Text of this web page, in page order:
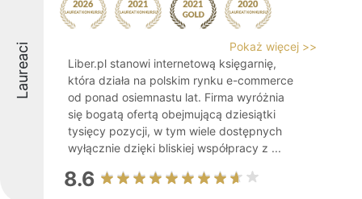
Laureaci
Pokaż więcej >>
Liber.pl stanowi internetową księgarnię,
która działa na polskim rynku e-commerce
od ponad osiemnastu lat. Firma wyróżnia
się bogatą ofertą obejmującą dziesiątki
tysięcy pozycji, w tym wiele dostępnych
wyłącznie dzięki bliskiej współpracy z ...
8.6